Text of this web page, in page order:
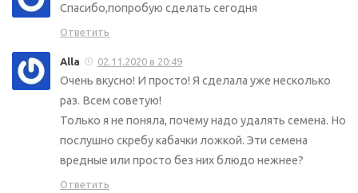
Спасибо,попробую сделать сегодня
Ответить
Alla 02.11.2020 в 20:49
Очень вкусно! И просто! Я сделала уже несколько
раз. Всем советую!
Только я не поняла, почему надо удалять семена. Но
послушно скребу кабачки ложкой. Эти семена
вредные или просто без них блюдо нежнее?
Ответить